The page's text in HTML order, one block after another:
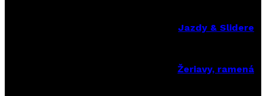
Jazdy & Slidere
Žeriavy, ramená